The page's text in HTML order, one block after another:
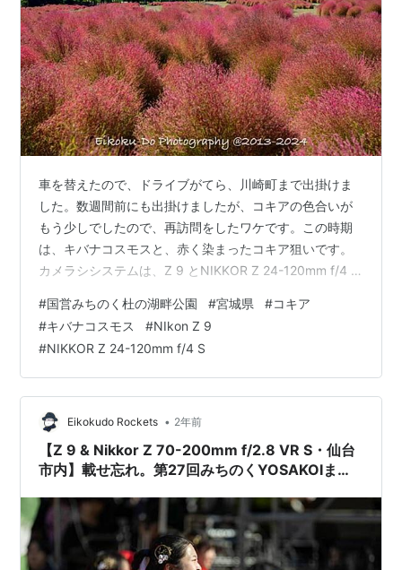
車を替えたので、ドライブがてら、川崎町まで出掛けま
した。数週間前にも出掛けましたが、コキアの色合いが
もう少しでしたので、再訪問をしたワケです。この時期
は、キバナコスモスと、赤く染まったコキア狙いです。
カメラシシステムは、Z 9 とNIKKOR Z 24-120mm f/4 S
準ズームレンズで、開放F4通しの標準ズームです。Fマウ
ント時代のレンズも同じですが、広いズーム域を持って
いますが、Zマウント用に再設計された、小型・軽量で高
画質レンズなのです。便利ですよ。 最後までお付き合い
をお願いします。
#国営みちのく杜の湖畔公園 #宮城県 #コキア
#キバナコスモス #NIkon Z 9
#NIKKOR Z 24-120mm f/4 S
Eikokudo Rockets • 2年前
【Z 9 & Nikkor Z 70-200mm f/2.8 VR S・仙台
市内】載せ忘れ。第27回みちのくYOSAKOIまつ